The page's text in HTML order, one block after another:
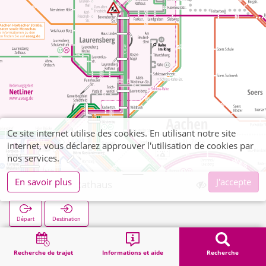
Recherche de trajet Informations et aide Recherche
Richterich Rathaus
Départ Destination
Démarrage Recherche
Ce site internet utilise des cookies. En utilisant notre site
internet, vous déclarez approuver l'utilisation de cookies par
nos services.
En savoir plus
J'accepte